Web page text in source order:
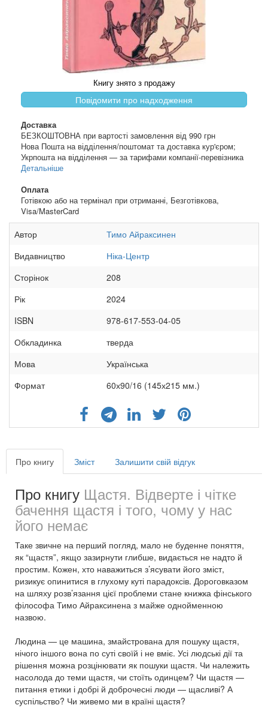
Книгу знято з продажу
Повідомити про надходження
Доставка
БЕЗКОШТОВНА при вартості замовлення від 990 грн
Нова Пошта на відділення/поштомат та доставка кур'єром;
Укрпошта на відділення — за тарифами компанії-перевізника
Детальніше
Оплата
Готівкою або на термінал при отриманні, Безготівкова,
Visa/MasterCard
Автор
Тимо Айраксинен
Видавництво
Ніка-Центр
Сторінок
208
Рік
2024
ISBN
978-617-553-04-05
Обкладинка
тверда
Мова
Українська
Формат
60х90/16 (145х215 мм.)
Про книгу Зміст Залишити свій відгук
Про книгу Щастя. Відверте і чітке
бачення щастя і того, чому у нас
його немає
Таке звичне на перший погляд, мало не буденне поняття,
як “щастя”, якщо зазирнути глибше, видається не надто й
простим. Кожен, хто наважиться з’ясувати його зміст,
ризикує опинитися в глухому куті парадоксів. Дороговказом
на шляху розв’язання цієї проблеми стане книжка фінського
філософа Тимо Айраксинена з майже однойменною
назвою.
Людина — це машина, змайстрована для пошуку щастя,
нічого іншого вона по суті своїй і не вміє. Усі людські дії та
рішення можна розцінювати як пошуки щастя. Чи належить
насолода до теми щастя, чи стоїть одинцем? Чи щастя —
питання етики і добрі й доброчесні люди — щасливі? А
суспільство? Чи живемо ми в країні щастя?